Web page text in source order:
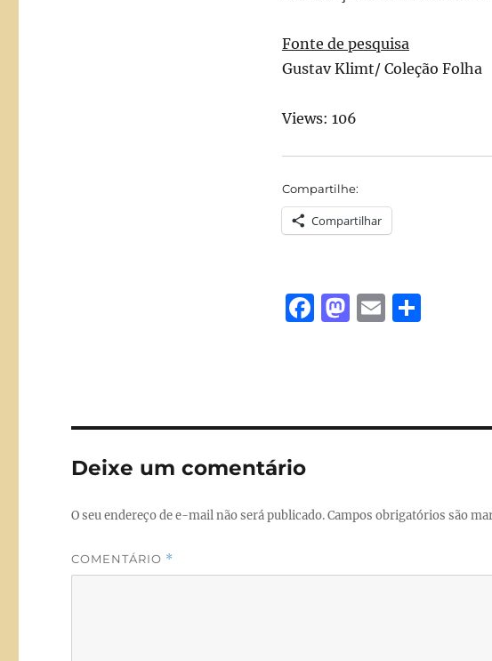
Fonte de pesquisa
Gustav Klimt/ Coleção Folha
Views: 106
Compartilhe:
Compartilhar
F
b
k
M
d
E S
Deixe um comentário
O seu endereço de e-mail não será publicado.Campos obrigatórios são
COMENTÁRIO *